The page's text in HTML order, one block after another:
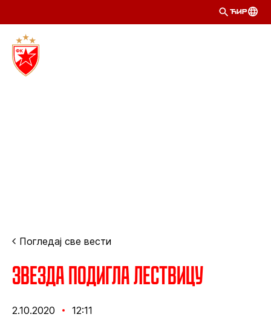
ЋИР
Погледај све вести
Звезда подигла лествицу
2.10.2020 12:11